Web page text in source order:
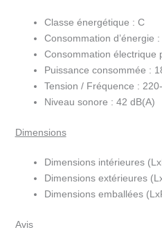
Classe énergétique : C
Consommation d’énergie :
Consommation électrique
Puissance consommée :
Tension / Fréquence :
Niveau sonore : 42 dB(A)
Dimensions
Dimensions intérieures
Dimensions extérieures
Dimensions emballées
Avis